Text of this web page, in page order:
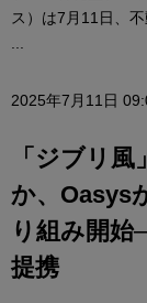
ス）は7月11日、
2025年7月11日
「ジブリ
か、Oasys
り組み開始
提携